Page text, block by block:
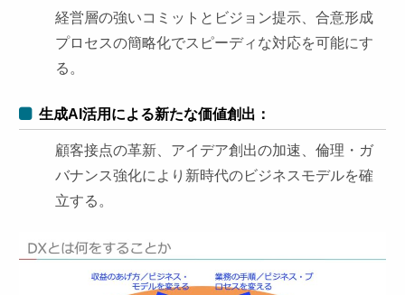
経営層の強いコミットとビジョン提示、合意形成
プロセスの簡略化でスピーディな対応を可能にす
る。
生成AI活用による新たな価値創出：
顧客接点の革新、アイデア創出の加速、倫理・ガ
バナンス強化により新時代のビジネスモデルを確
立する。